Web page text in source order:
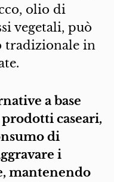
olio di
vegetali, può
tradizionale in
a base
caseari,
di
i
mantenendo